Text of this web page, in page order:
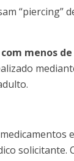
“piercing”
menos de
solicitante.